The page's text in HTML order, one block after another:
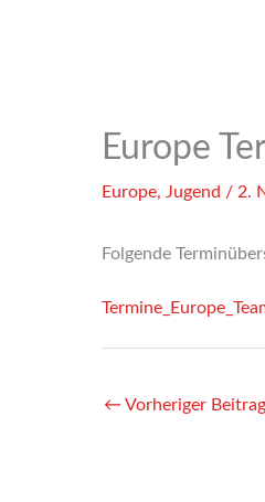
Europe
Europe, Jugend / 2.
Folgende
← Vorheriger Beitrag